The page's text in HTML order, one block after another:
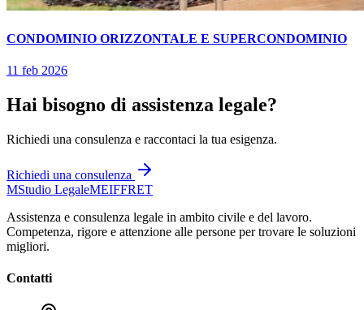
CONDOMINIO ORIZZONTALE E SUPERCONDOMINIO
11 feb 2026
Hai bisogno di assistenza legale?
Richiedi una consulenza e raccontaci la tua esigenza.
Richiedi una consulenza
MStudio LegaleMEIFFRET
Assistenza e consulenza legale in ambito civile e del lavoro.
Competenza, rigore e attenzione alle persone per trovare le soluzioni
migliori.
Contatti